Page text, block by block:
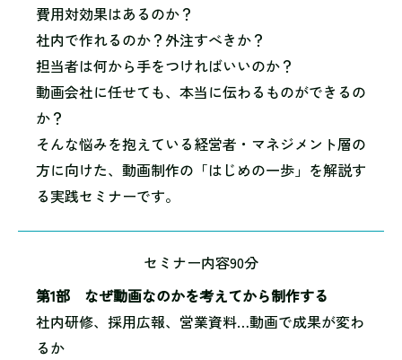
費用対効果はあるのか？
社内で作れるのか？外注すべきか？
担当者は何から手をつければいいのか？
動画会社に任せても、本当に伝わるものができるの
か？
そんな悩みを抱えている経営者・マネジメント層の
方に向けた、動画制作の「はじめの一歩」を解説す
る実践セミナーです。
セミナー内容90分
第1部 なぜ動画なのかを考えてから制作する
社内研修、採用広報、営業資料…動画で成果が変わ
るか